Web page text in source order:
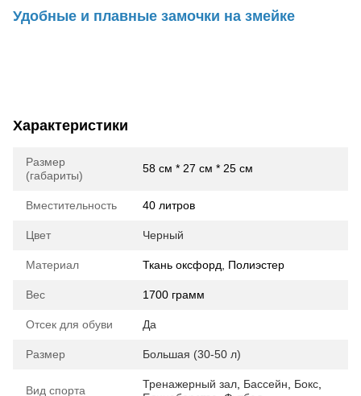
Удобные и плавные замочки на змейке
Характеристики
Размер
(габариты)
58 см * 27 см * 25 см
Вместительность 40 литров
Цвет Черный
Материал Ткань оксфорд, Полиэстер
Вес 1700 грамм
Отсек для обуви Да
Размер Большая (30-50 л)
Вид спорта Тренажерный зал, Бассейн, Бокс,